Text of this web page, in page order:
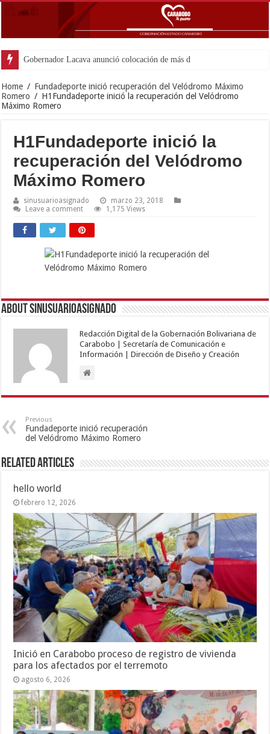
Gobernador Lacava anunció colocación de más de mil 500 tonela
Home / Fundadeporte inició recuperación del Velódromo Máximo
Romero / H1Fundadeporte inició la recuperación del Velódromo
Máximo Romero
H1Fundadeporte inició la
recuperación del Velódromo
Máximo Romero
sinusuarioasignado
marzo 23, 2018
Leave a comment
1,175 Views
About sinusuarioasignado
Redacción Digital de la Gobernación Bolivariana de
Carabobo | Secretaría de Comunicación e
Información | Dirección de Diseño y Creación
Previous
Fundadeporte inició recuperación
del Velódromo Máximo Romero
Related Articles
hello world
febrero 12, 2026
Inició en Carabobo proceso de registro de vivienda
para los afectados por el terremoto
agosto 6, 2026